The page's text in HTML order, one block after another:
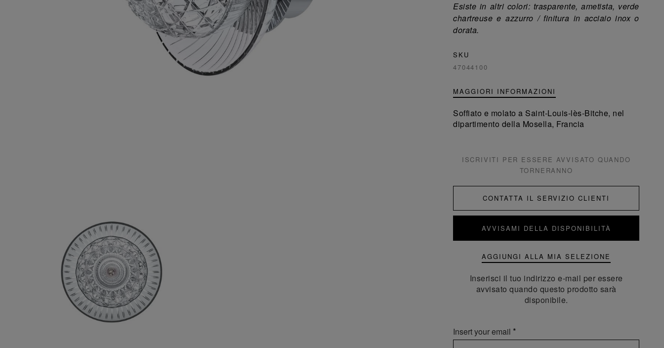
Esiste in altri colori: trasparente, ametista, verde
chartreuse e azzurro / finitura in acciaio inox o
dorata.
SKU
47044100
MAGGIORI INFORMAZIONI
Soffiato e molato a Saint-Louis-lès-Bitche, nel
dipartimento della Mosella, Francia
ISCRIVITI PER ESSERE AVVISATO QUANDO
TORNERANNO
CONTATTA IL SERVIZIO CLIENTI
AVVISAMI DELLA DISPONIBILITÀ
AGGIUNGI ALLA MIA SELEZIONE
Inserisci il tuo indirizzo e-mail per essere
avvisato quando questo prodotto sarà
disponibile.
Insert your email